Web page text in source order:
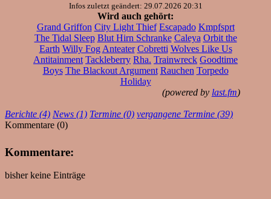
Infos zuletzt geändert: 29.07.2026 20:31
Wird auch gehört:
Grand Griffon City Light Thief Escapado Kmpfsprt
The Tidal Sleep Blut Hirn Schranke Caleya Orbit the
Earth Willy Fog Anteater Cobretti Wolves Like Us
Antitainment Tackleberry Rha. Trainwreck Goodtime
Boys The Blackout Argument Rauchen Torpedo
Holiday
(powered by last.fm)
Berichte (4) News (1) Termine (0) vergangene Termine (39)
Kommentare (0)
Kommentare:
bisher keine Einträge